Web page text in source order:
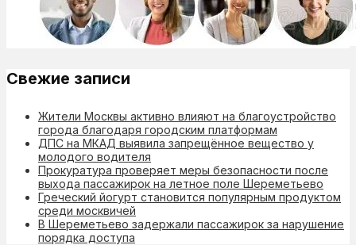
Свежие записи
Жители Москвы активно влияют на благоустройство
города благодаря городским платформам
ДПС на МКАД выявила запрещённое вещество у
молодого водителя
Прокуратура проверяет меры безопасности после
выхода пассажирок на летное поле Шереметьево
Греческий йогурт становится популярным продуктом
среди москвичей
В Шереметьево задержали пассажирок за нарушение
порядка доступа